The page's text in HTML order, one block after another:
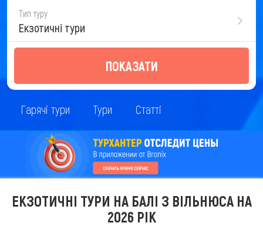
Тип туру
Екзотичні тури
ПОКАЗАТИ
Гарячі тури Тури Статті
ЕКЗОТИЧНІ ТУРИ НА БАЛІ З ВІЛЬНЮСА НА
2026 РІК